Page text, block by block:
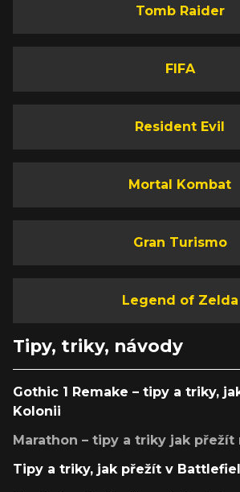
Tomb Raider
FIFA
Resident Evil
Mortal Kombat
Gran Turismo
Legend of Zelda
Tipy, triky, návody
Gothic 1 Remake – tipy a triky,
Kolonii
Marathon – tipy a triky jak přežít
Tipy a triky, jak přežít v